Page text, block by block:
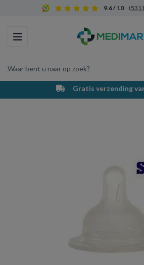
9.6 / 10 (531
Toggle navigation
Waar bent u naar op zoek?
Winkelwagen
Gratis verzending